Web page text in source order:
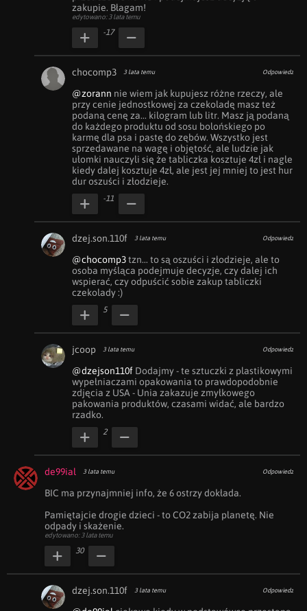
zakupie. Błagam!
edytowano: 3 lata temu
-17
chocomp3 3 lata temu Odpowiedz
@zorann nie wiem jak kupujesz różne rzeczy, ale
przy cenie jednostkowej za czekoladę masz też
podaną cenę za... kilogram lub litr. Masz ją podaną
do każdego produktu od sosu bolońskiego po
karmę dla psa i pastę do zębów. Wszystko jest
sprzedawane na wagę i objętość, ale ludzie jak
ułomki nauczyli się że tabliczka kosztuje 4zł i nagle
kiedy dalej kosztuje 4zł, ale jest jej mniej to jest hur
dur oszuści i złodzieje.
-11
dzej.son.110f 3 lata temu Odpowiedz
@chocomp3 tzn... to są oszuści i złodzieje, ale to
osoba myśląca podejmuje decyzje, czy dalej ich
wspierać, czy odpuścić sobie zakup tabliczki
czekolady :)
5
jcoop 3 lata temu Odpowiedz
@dzejson110f Dodajmy - te sztuczki z plastikowymi
wypełniaczami opakowania to prawdopodobnie
zdjęcia z USA - Unia zakazuje zmyłkowego
pakowania produktów, czasami widać, ale bardzo
rzadko.
2
de99ial 3 lata temu Odpowiedz
BIC ma przynajmniej info, że 6 ostrzy dokłada.
Pamiętajcie drogie dzieci - to CO2 zabija planetę. Nie
odpady i skażenie.
edytowano: 3 lata temu
30
dzej.son.110f 3 lata temu Odpowiedz